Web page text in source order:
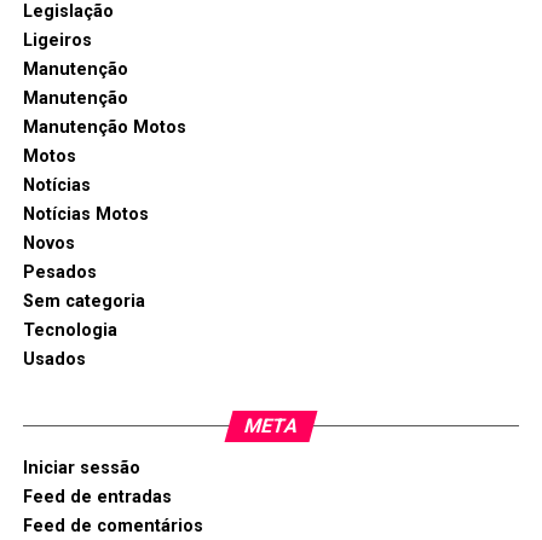
Legislação
Ligeiros
Manutenção
Manutenção
Manutenção Motos
Motos
Notícias
Notícias Motos
Novos
Pesados
Sem categoria
Tecnologia
Usados
META
Iniciar sessão
Feed de entradas
Feed de comentários